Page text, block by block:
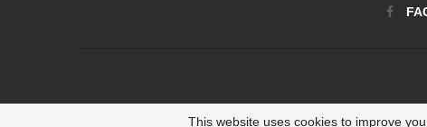
This website uses cookies to improve